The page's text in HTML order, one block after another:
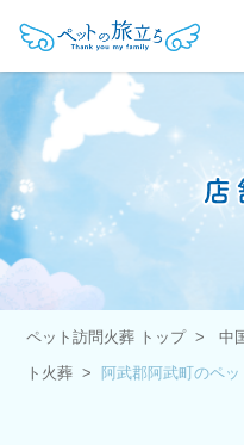
ペット訪問火葬 トップ 中
ト火葬
阿武郡阿武町のペ